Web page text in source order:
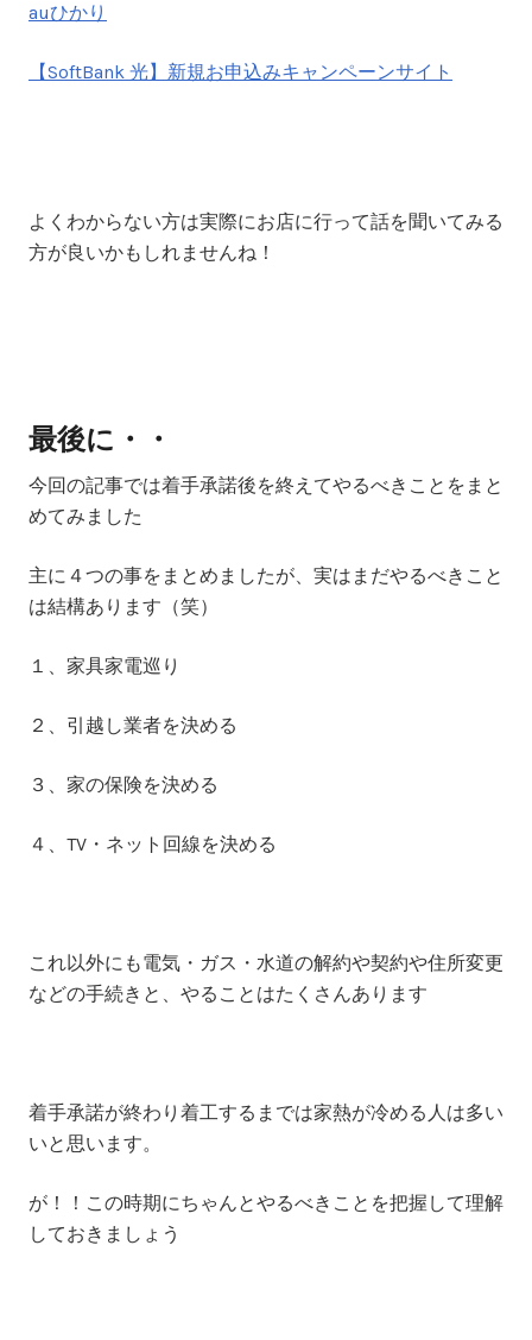
auひかり
【SoftBank 光】新規お申込みキャンペーンサイト
よくわからない方は実際にお店に行って話を聞いてみる
方が良いかもしれませんね！
最後に・・
今回の記事では着手承諾後を終えてやるべきことをまと
めてみました
主に４つの事をまとめましたが、実はまだやるべきこと
は結構あります（笑）
１、家具家電巡り
２、引越し業者を決める
３、家の保険を決める
４、TV・ネット回線を決める
これ以外にも電気・ガス・水道の解約や契約や住所変更
などの手続きと、やることはたくさんあります
着手承諾が終わり着工するまでは家熱が冷める人は多い
いと思います。
が！！この時期にちゃんとやるべきことを把握して理解
しておきましょう